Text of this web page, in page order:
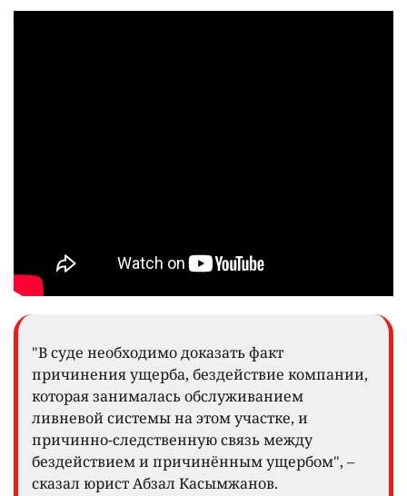
"В суде необходимо доказать факт
причинения ущерба, бездействие компании,
которая занималась обслуживанием
ливневой системы на этом участке, и
причинно-следственную связь между
бездействием и причинённым ущербом", –
сказал юрист Абзал Касымжанов.